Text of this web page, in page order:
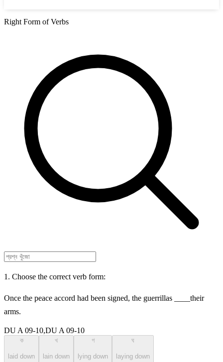
Right Form of Verbs
1. Choose the correct verb form:
Once the peace accord had been signed, the guerrillas ____their
arms.
DU A 09-10,DU A 09-10
ক
laid down
খ
lain down
গ
lying down
ঘ
laying down